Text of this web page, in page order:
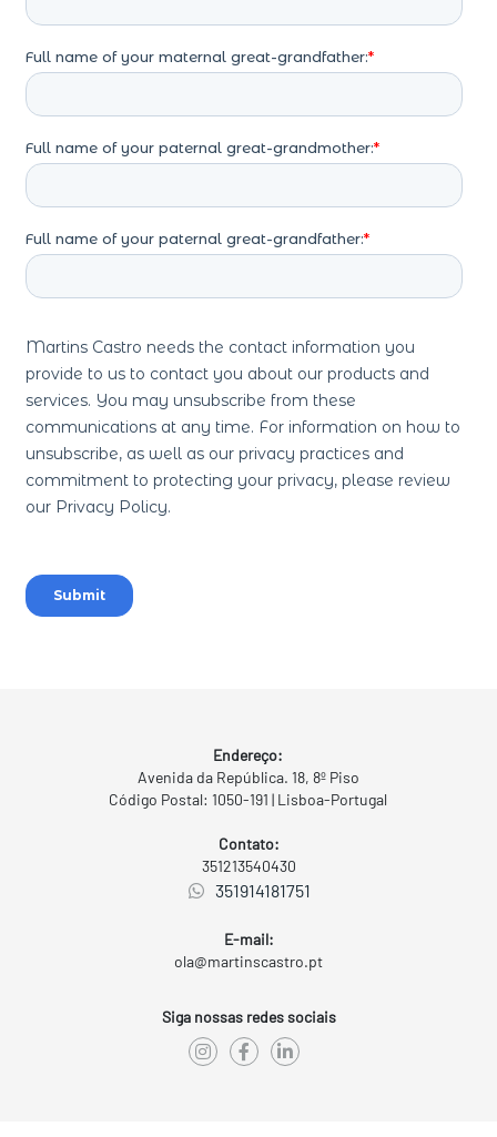
Endereço:
Avenida da República. 18, 8º Piso
Código Postal: 1050-191 | Lisboa-Portugal
Contato:
351213540430
351914181751
E-mail:
ola@martinscastro.pt
Siga nossas redes sociais